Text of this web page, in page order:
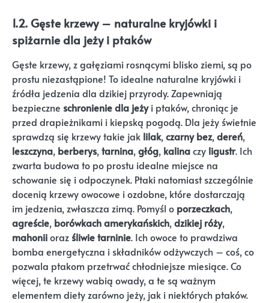
1.2. Gęste krzewy – naturalne kryjówki i
spiżarnie dla jeży i ptaków
Gęste krzewy, z gałęziami rosnącymi blisko ziemi, są po
prostu niezastąpione! To idealne naturalne kryjówki i
źródła jedzenia dla dzikiej przyrody. Zapewniają
bezpieczne schronienie dla jeżyi ptaków, chroniąc je
przed drapieżnikami i kiepską pogodą. Dla jeży świetnie
sprawdzą się krzewy takie jak lilak,czarny bez,dereń,
leszczyna, berberys,tarnina,głóg, kalinaczy ligustr. Ich
zwarta budowa to po prostu idealne miejsce na
schowanie się i odpoczynek. Ptaki natomiast szczególnie
docenią krzewy owocowe i ozdobne, które dostarczają
im jedzenia, zwłaszcza zimą. Pomyśl o porzeczkach,
agreście, borówkach amerykańskich,dzikiej róży,
mahoniioraz śliwie tarninie. Ich owoce to prawdziwa
bomba energetyczna i składników odżywczych – coś, co
pozwala ptakom przetrwać chłodniejsze miesiące. Co
więcej, te krzewy wabią owady, a te są ważnym
elementem diety zarówno jeży, jak i niektórych ptaków.